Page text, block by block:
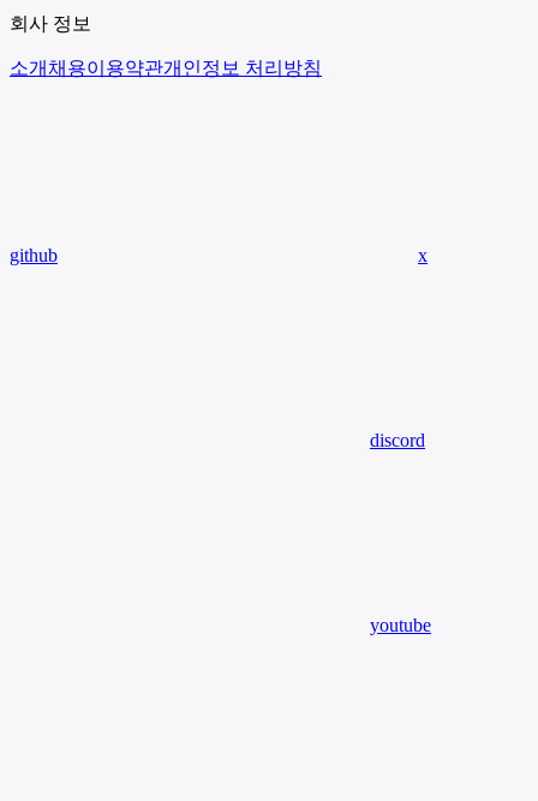
회사 정보
소개 채용이용약관개인정보 처리방침
github x
discord
youtube